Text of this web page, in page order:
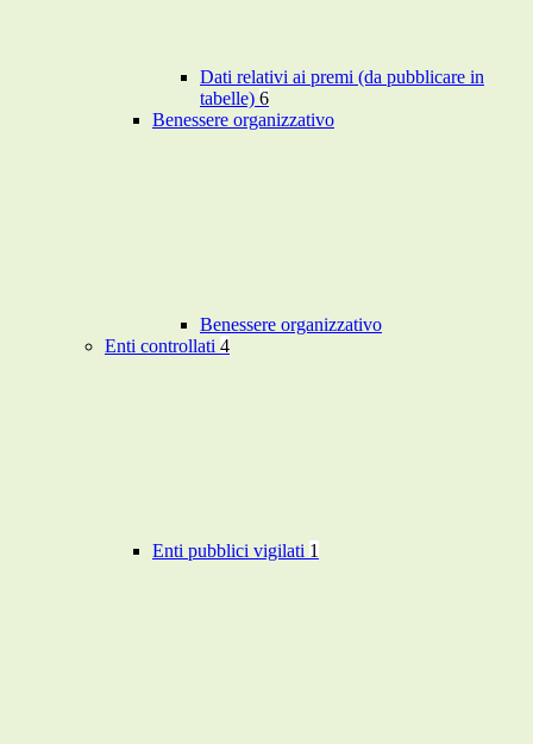
Dati relativi ai premi (da pubblicare in
tabelle) 6
Benessere organizzativo
Benessere organizzativo
Enti controllati 4
Enti pubblici vigilati 1